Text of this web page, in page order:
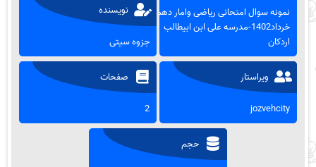
نمونه سوال امتحانی ریاضی وامار دهم-
خرداد1402-مدرسه علی ابن ابیطالب
اردکان
نویسنده
جزوه سیتی
ویراستار
jozvehcity
صفحات
2
حجم